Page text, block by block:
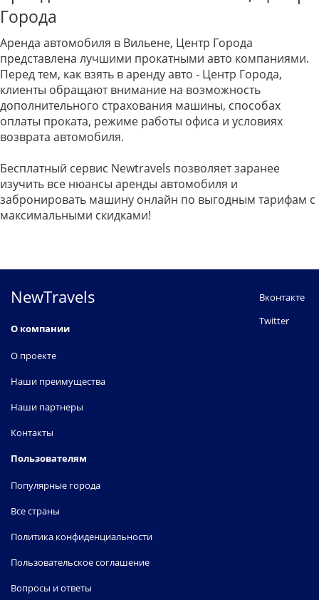
Города
Аренда автомобиля в Вильене, Центр Города
представлена лучшими прокатными авто компаниями.
Перед тем, как взять в аренду авто - Центр Города,
клиенты обращают внимание на возможность
дополнительного страхования машины, способах
оплаты проката, режиме работы офиса и условиях
возврата автомобиля.
Бесплатный сервис Newtravels позволяет заранее
изучить все нюансы аренды автомобиля и
забронировать машину онлайн по выгодным тарифам с
максимальными скидками!
NewTravels
О компании
О проекте
Наши преимущества
Наши партнеры
Контакты
Пользователям
Популярные города
Все страны
Политика конфиденциальности
Пользовательское соглашение
Вопросы и ответы
Вконтакте
Twitter